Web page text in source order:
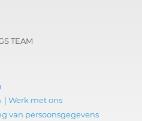
TEAM
| Werk met ons
van persoonsgegevens